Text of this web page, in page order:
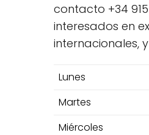
contacto +34
interesados en
internacionales,
Lunes
Martes
Miércoles